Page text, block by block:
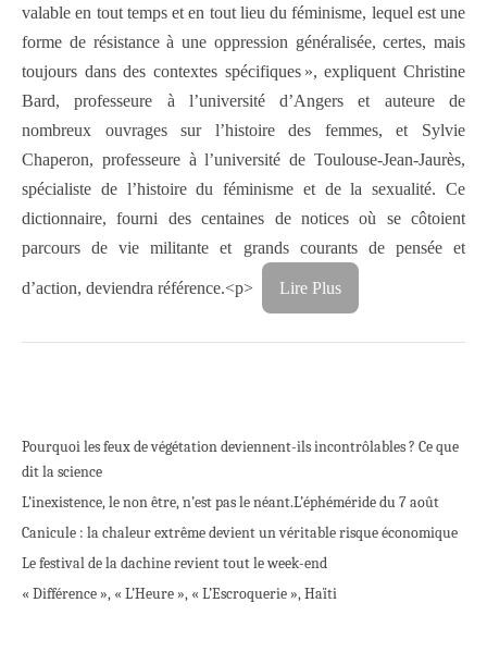
valable en tout temps et en tout lieu du féminisme, lequel est une
forme de résistance à une oppression généralisée, certes, mais
toujours dans des contextes spécifiques », expliquent Christine
Bard, professeure à l’université d’Angers et auteure de
nombreux ouvrages sur l’histoire des femmes, et Sylvie
Chaperon, professeure à l’université de Toulouse-Jean-Jaurès,
spécialiste de l’histoire du féminisme et de la sexualité. Ce
dictionnaire, fourni des centaines de notices où se côtoient
parcours de vie militante et grands ­courants de pensée et
d’action, deviendra référence.<p> Lire Plus
Pourquoi les feux de végétation deviennent-ils incontrôlables ? Ce que
dit la science
L’inexistence, le non être, n’est pas le néant.L’éphéméride du 7 août
Canicule : la chaleur extrême devient un véritable risque économique
Le festival de la dachine revient tout le week-end
« Différence », « L’Heure », « L’Escroquerie », Haïti